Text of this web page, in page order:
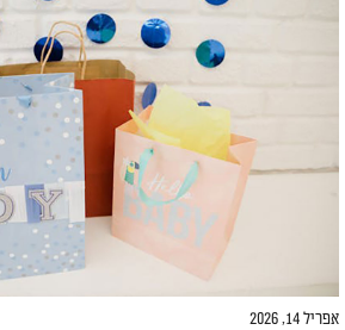
אפריל 14, 2026